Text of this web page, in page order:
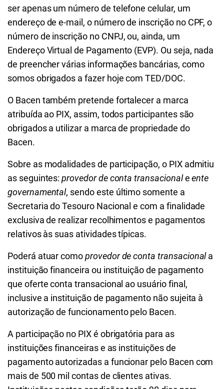
ser apenas um número de telefone celular, um
endereço de e-mail, o número de inscrição no CPF, o
número de inscrição no CNPJ, ou, ainda, um
Endereço Virtual de Pagamento (EVP). Ou seja, nada
de preencher várias informações bancárias, como
somos obrigados a fazer hoje com TED/DOC.
O Bacen também pretende fortalecer a marca
atribuída ao PIX, assim, todos participantes são
obrigados a utilizar a marca de propriedade do
Bacen.
Sobre as modalidades de participação, o PIX admitiu
as seguintes:provedor de conta transacionaleente
governamental, sendo este último somente a
Secretaria do Tesouro Nacional e com a finalidade
exclusiva de realizar recolhimentos e pagamentos
relativos às suas atividades típicas.
Poderá atuar comoprovedor de conta transacionala
instituição financeira ou instituição de pagamento
que oferte conta transacional ao usuário final,
inclusive a instituição de pagamento não sujeita à
autorização de funcionamento pelo Bacen.
A participação no PIX é obrigatória para as
instituições financeiras e as instituições de
pagamento autorizadas a funcionar pelo Bacen com
mais de 500 mil contas de clientes ativas.